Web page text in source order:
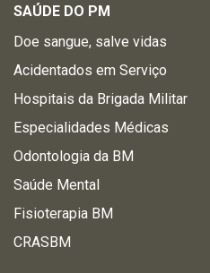
SAÚDE DO PM
Doe sangue, salve vidas
Acidentados em Serviço
Hospitais da Brigada Militar
Especialidades Médicas
Odontologia da BM
Saúde Mental
Fisioterapia BM
CRASBM